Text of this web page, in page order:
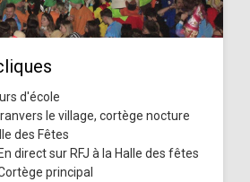
d'école
le village, cortège nocture
des Fêtes
direct sur RFJ à la Halle des fêtes
principal